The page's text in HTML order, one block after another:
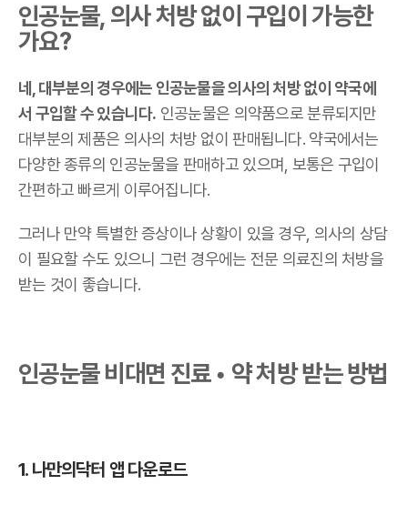
인공눈물, 의사 처방 없이 구입이 가능한
가요?
네, 대부분의 경우에는 인공눈물을 의사의 처방 없이 약국에
서 구입할 수 있습니다. 인공눈물은 의약품으로 분류되지만
대부분의 제품은 의사의 처방 없이 판매됩니다. 약국에서는
다양한 종류의 인공눈물을 판매하고 있으며, 보통은 구입이
간편하고 빠르게 이루어집니다.
그러나 만약 특별한 증상이나 상황이 있을 경우, 의사의 상담
이 필요할 수도 있으니 그런 경우에는 전문 의료진의 처방을
받는 것이 좋습니다.
인공눈물 비대면 진료 • 약 처방 받는 방법
1. 나만의닥터 앱 다운로드